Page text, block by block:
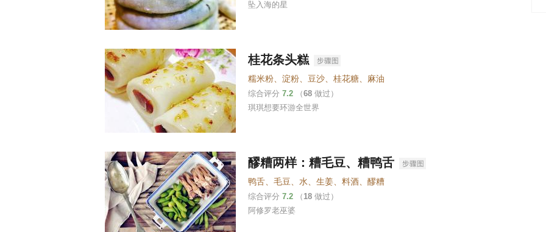
坠入海的星
桂花条头糕
糯米粉、淀粉、豆沙、桂花糖、麻油
综合评分 7.2 （68 做过）
琪琪想要环游全世界
醪糟两样：糟毛豆、糟鸭舌
鸭舌、毛豆、水、生姜、料酒、醪糟
综合评分 7.2 （ 18 做过）
阿修罗老巫婆